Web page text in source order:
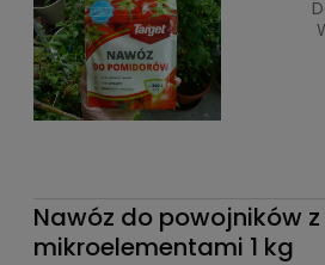
Nawóz do powojników z
mikroelementami 1 kg